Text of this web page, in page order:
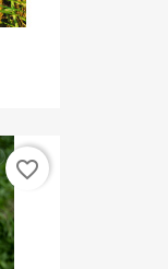
favorite_border